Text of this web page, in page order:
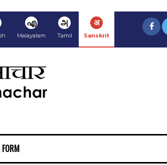
എ
Malayalam
அ
Tamil
अ
Sanskrit